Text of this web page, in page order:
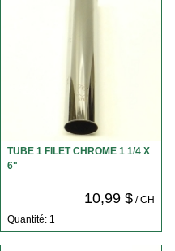
TUBE 1 FILET CHROME 1 1/4 X
6"
10,99 $/ CH
Quantité: 1